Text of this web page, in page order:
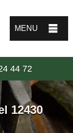
MENU
44 72
12430